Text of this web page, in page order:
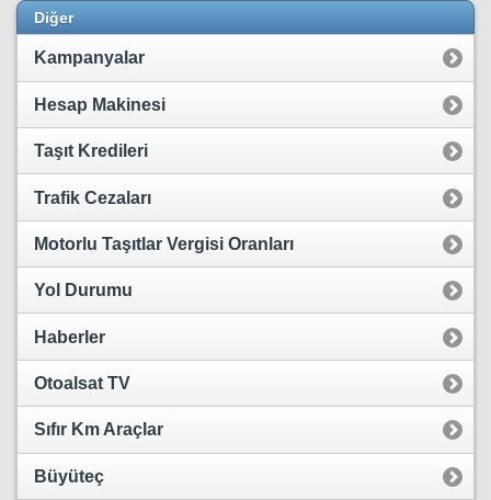
Diğer
Kampanyalar
Hesap Makinesi
Taşıt Kredileri
Trafik Cezaları
Motorlu Taşıtlar Vergisi Oranları
Yol Durumu
Haberler
Otoalsat TV
Sıfır Km Araçlar
Büyüteç